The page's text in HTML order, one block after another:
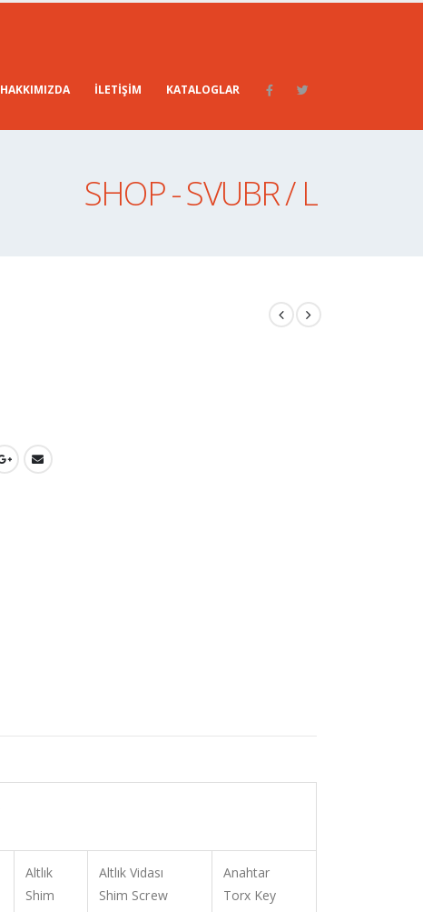
HAKKIMIZDA İLETIŞIM KATALOGLAR
SHOP - SVUBR / L
Altlık
Shim
Altlık Vidası
Shim Screw
Anahtar
Torx Key